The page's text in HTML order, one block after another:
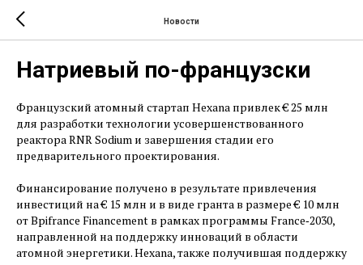
Новости
Натриевый по-французски
Французский атомный стартап Hexana привлек € 25 млн
для разработки технологии усовершенствованного
реактора RNR Sodium и завершения стадии его
предварительного проектирования.
Финансирование получено в результате привлечения
инвестиций на € 15 млн и в виде гранта в размере € 10 млн
от Bpifrance Financement в рамках программы France‑2030,
направленной на поддержку инноваций в области
атомной энергетики. Hexana, также получившая поддержку